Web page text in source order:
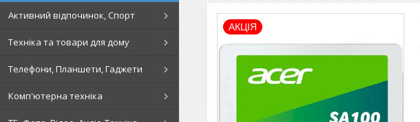
Активний відпочинок, Спорт
Техніка та товари для дому
Телефони, Планшети, Гаджети
Комп'ютерна техніка
АКЦІЯ